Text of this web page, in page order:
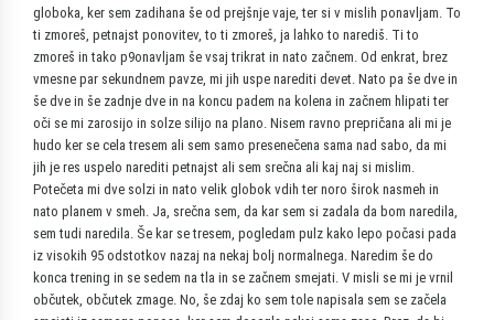
globoka, ker sem zadihana še od prejšnje vaje, ter si v mislih ponavljam. To
ti zmoreš, petnajst ponovitev, to ti zmoreš, ja lahko to narediš. Ti to
zmoreš in tako p9onavljam še vsaj trikrat in nato začnem. Od enkrat, brez
vmesne par sekundnem pavze, mi jih uspe narediti devet. Nato pa še dve in
še dve in še zadnje dve in na koncu padem na kolena in začnem hlipati ter
oči se mi zarosijo in solze silijo na plano. Nisem ravno prepričana ali mi je
hudo ker se cela tresem ali sem samo presenečena sama nad sabo, da mi
jih je res uspelo narediti petnajst ali sem srečna ali kaj naj si mislim.
Potečeta mi dve solzi in nato velik globok vdih ter noro širok nasmeh in
nato planem v smeh. Ja, srečna sem, da kar sem si zadala da bom naredila,
sem tudi naredila. Še kar se tresem, pogledam pulz kako lepo počasi pada
iz visokih 95 odstotkov nazaj na nekaj bolj normalnega. Naredim še do
konca trening in se sedem na tla in se začnem smejati. V misli se mi je vrnil
občutek, občutek zmage. No, še zdaj ko sem tole napisala sem se začela